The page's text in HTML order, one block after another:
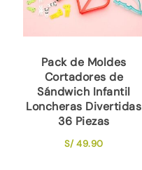
Pack de Moldes
Cortadores de
Sándwich Infantil
Loncheras Divertidas
36 Piezas
S/49.90